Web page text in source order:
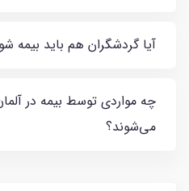
آیا گردشگران هم باید بیمه
چه مواردی توسط بیمه در
می‌شوند؟